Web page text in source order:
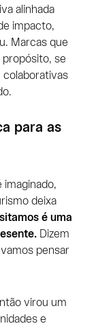
alinhada
impacto,
Marcas que
propósito, se
para as
deixa
é uma
Dizem
pensar
virou um
e